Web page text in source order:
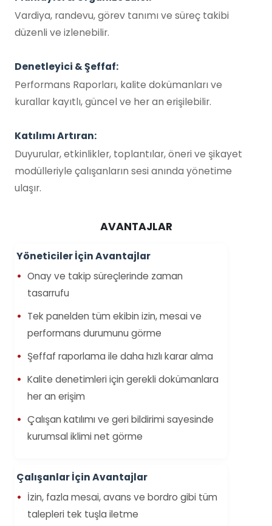
Vardiya, randevu, görev tanımı ve süreç takibi
düzenli ve izlenebilir.
Denetleyici & Şeffaf:
Performans Raporları, kalite dokümanları ve
kurallar kayıtlı, güncel ve her an erişilebilir.
Katılımı Artıran:
Duyurular, etkinlikler, toplantılar, öneri ve şikayet
modülleriyle çalışanların sesi anında yönetime
ulaşır.
AVANTAJLAR
Yöneticiler İçin Avantajlar
Onay ve takip süreçlerinde zaman
tasarrufu
Tek panelden tüm ekibin izin, mesai ve
performans durumunu görme
Şeffaf raporlama ile daha hızlı karar alma
Kalite denetimleri için gerekli dokümanlara
her an erişim
Çalışan katılımı ve geri bildirimi sayesinde
kurumsal iklimi net görme
Çalışanlar İçin Avantajlar
İzin, fazla mesai, avans ve bordro gibi tüm
talepleri tek tuşla iletme